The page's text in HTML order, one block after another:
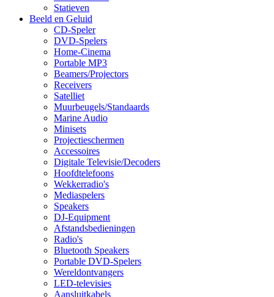
Statieven
Beeld en Geluid
CD-Speler
DVD-Spelers
Home-Cinema
Portable MP3
Beamers/Projectors
Receivers
Satelliet
Muurbeugels/Standaards
Marine Audio
Minisets
Projectieschermen
Accessoires
Digitale Televisie/Decoders
Hoofdtelefoons
Wekkerradio's
Mediaspelers
Speakers
DJ-Equipment
Afstandsbedieningen
Radio's
Bluetooth Speakers
Portable DVD-Spelers
Wereldontvangers
LED-televisies
Aansluitkabels